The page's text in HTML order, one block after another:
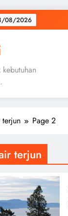
08/2026
terjun Page 2
terjun